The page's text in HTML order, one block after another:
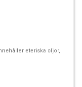
eteriska oljor,